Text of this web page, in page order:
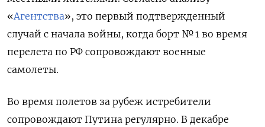
«Агентства», это первый подтвержденный
случай с начала войны, когда борт № 1 во время
перелета по РФ сопровождают военные
самолеты.
Во время полетов за рубеж истребители
сопровождают Путина регулярно. В декабре